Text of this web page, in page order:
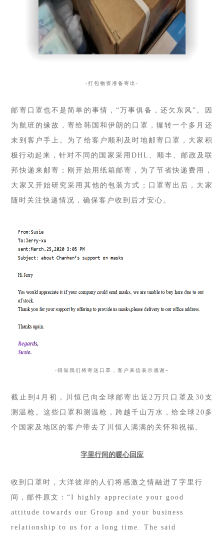
-打包物资准备寄出-
邮寄口罩也不是简单的事情，“万事俱备，还欠东风”。因
为航班的缘故，寄给韩国和伊朗的口罩，辗转一个多月还
未到客户手上。为了给客户顺利及时地邮寄口罩，大家积
极行动起来，针对不同的国家采用DHL、顺丰、邮政及联
邦快递来邮寄；刚开始用纸箱邮寄，为了节省快递费用，
大家又开始研究采用其他的包装方式；口罩寄出后，大家
随时关注快递情况，确保客户收到后才安心。
-得知我们将寄送口罩，客户来信表示感谢-
截止到4月初，川恒已向全球邮寄出近2万只口罩及30支
测温枪。这些口罩和测温枪，跨越千山万水，给全球20多
个国家及地区的客户带去了川恒人满满的关怀和祝福。
字里行间的暖心回应
收到口罩时，大洋彼岸的人们将感激之情融进了字里行
间，邮件原文：“Ihighly appreciate your good
attitude towards our Group and your business
relationship to us for a long time. The said